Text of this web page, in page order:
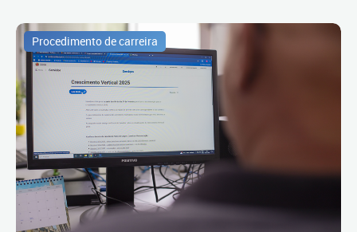
Procedimento de carreira